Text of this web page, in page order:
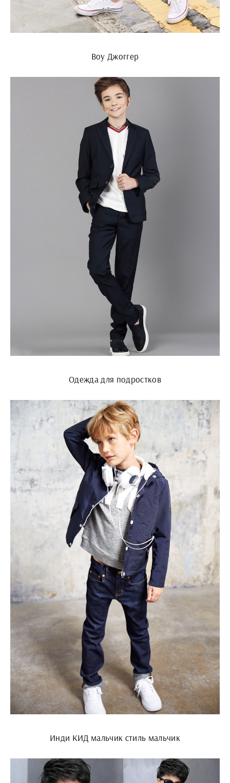
Boy Джоггер
Одежда для подростков
Инди КИД мальчик стиль мальчик